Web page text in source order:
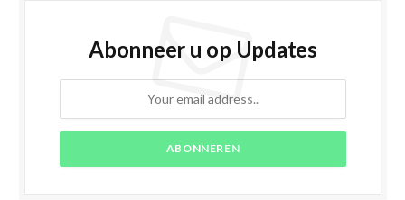
Abonneer u op Updates